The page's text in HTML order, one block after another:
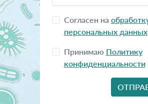
Согласен на
персональных данных
Принимаю Политику
конфиденциальности